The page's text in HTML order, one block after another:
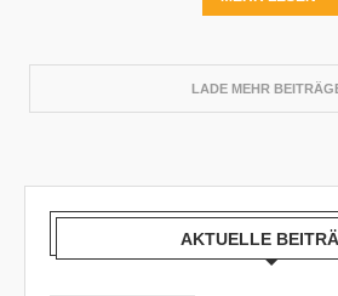
LADE MEHR
AKTUELLE